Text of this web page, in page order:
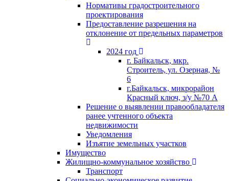
Нормативы градостроительного
проектирования
Предоставление разрешения на
отклонение от предельных параметров
2024 год
г. Байкальск, мкр.
Строитель, ул. Озерная, №
6
г.Байкальск, микрорайон
Красный ключ, з/у №70 А
Решение о выявлении правообладателя
ранее учтенного объекта
недвижимости
Уведомления
Изъятие земельных участков
Имущество
Жилищно-коммунальное хозяйство
Транспорт